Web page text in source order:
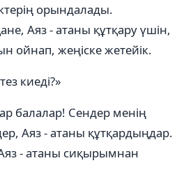
орындалады.
Аяз - атаны құтқару үшін,
ойнап, жеңіске жетейік.
киеді?»
балалар! Сендер менің
Аяз - атаны құтқардыңдар.
- атаны сиқырымнан